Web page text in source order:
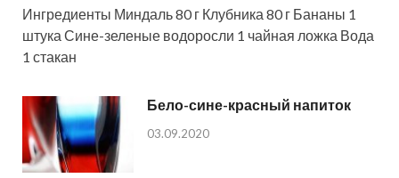
Ингредиенты Миндаль 80 г Клубника 80 г Бананы 1
штука Сине-зеленые водоросли 1 чайная ложка Вода
1 стакан
Бело-сине-красный напиток
03.09.2020